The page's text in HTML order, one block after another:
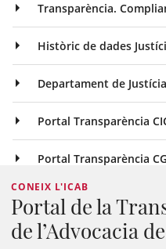
Transparència.
Històric de dades
Departament de
Portal Transparència
Portal Transparència
CONEIX L'ICAB
Portal de la
de l’Advocacia